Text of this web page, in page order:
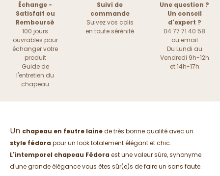
Échange -
Satisfait ou
Remboursé
100 jours
ouvrables pour
échanger votre
produit
Guide de
l'entretien du
chapeau
Suivi de
commande
Suivez vos colis
en toute sérénité
Une question ?
Un conseil
d'expert ?
04 77 71 40 58
ou email
Du Lundi au
Vendredi 9h-12h
et 14h-17h
Un chapeau en feutre lainede très bonne qualité avec un
style fédora pour un look totalement élégant et chic.
L'intemporel chapeau Fédora est une valeur sûre, synonyme
d'une grande élégance vous êtes sûr(e)s de faire un sans faute.